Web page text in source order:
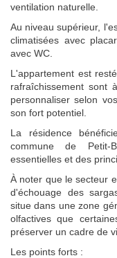
ventilation naturelle.
Au niveau supérieur,
climatisées avec
avec WC.
L'appartement est
rafraîchissement sont
personnaliser selon
son fort potentiel.
La résidence
commune de Petit-
essentielles et des
À noter que le secteur
d'échouage des
situe dans une zone
olfactives que
préserver un cadre de
Les points forts :